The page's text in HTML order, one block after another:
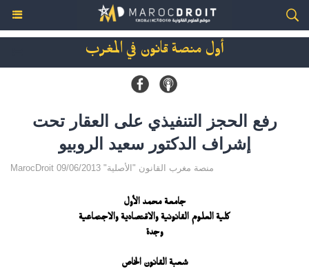
أول منصة قانون في المغرب
رفع الحجز التنفيذي على العقار تحت
إشراف الدكتور سعيد الروبيو
MarocDroit منصة مغرب القانون "الأصلية" 09/06/2013
جامعة محمد الأول
كلية العلوم القانونية والاقتصادية والاجتماعية
وجدة
شعبة القانون الخاص